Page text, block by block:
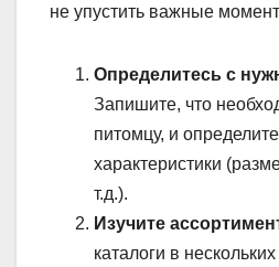
не упустить важные
Определитесь с
Запишите, что
питомцу, и
характеристики
т.д.).
Изучите
каталоги в